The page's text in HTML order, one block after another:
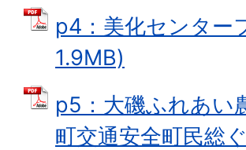
p4：美化センター
1.9MB)
p5：大磯ふれあい
町交通安全町民総